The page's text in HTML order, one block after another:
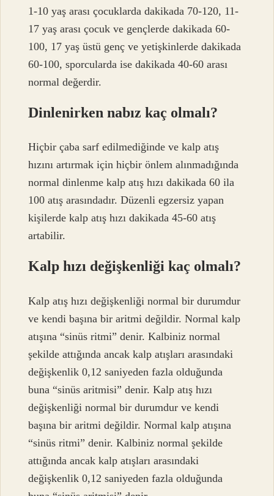
1-10 yaş arası çocuklarda dakikada 70-120, 11-
17 yaş arası çocuk ve gençlerde dakikada 60-
100, 17 yaş üstü genç ve yetişkinlerde dakikada
60-100, sporcularda ise dakikada 40-60 arası
normal değerdir.
Dinlenirken nabız kaç olmalı?
Hiçbir çaba sarf edilmediğinde ve kalp atış
hızını artırmak için hiçbir önlem alınmadığında
normal dinlenme kalp atış hızı dakikada 60 ila
100 atış arasındadır. Düzenli egzersiz yapan
kişilerde kalp atış hızı dakikada 45-60 atış
artabilir.
Kalp hızı değişkenliği kaç olmalı?
Kalp atış hızı değişkenliği normal bir durumdur
ve kendi başına bir aritmi değildir. Normal kalp
atışına “sinüs ritmi” denir. Kalbiniz normal
şekilde attığında ancak kalp atışları arasındaki
değişkenlik 0,12 saniyeden fazla olduğunda
buna “sinüs aritmisi” denir. Kalp atış hızı
değişkenliği normal bir durumdur ve kendi
başına bir aritmi değildir. Normal kalp atışına
“sinüs ritmi” denir. Kalbiniz normal şekilde
attığında ancak kalp atışları arasındaki
değişkenlik 0,12 saniyeden fazla olduğunda